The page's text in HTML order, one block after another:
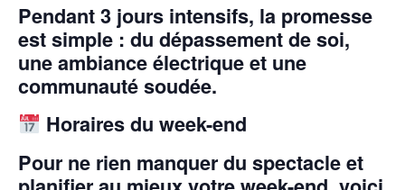
Pendant3 jours intensifs, la promesse
est simple : du dépassement de soi,
une ambiance électrique et une
communauté soudée.
Horaires du week-end
Pour ne rien manquer du spectacle et